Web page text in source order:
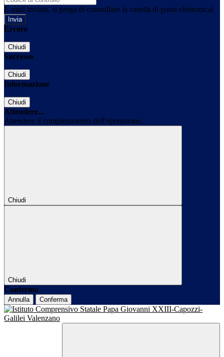
E-mail inviata, si prega di controllare la casella di posta elettronica!
Errore
Chiudi
Successo
Chiudi
Informazione
Chiudi
Attendere...
Attendere il completamento dell'operazione...
Chiudi
Chiudi
Conferma
Annulla Conferma